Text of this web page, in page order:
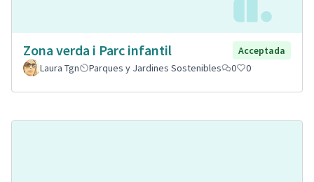
Zona verda i Parc infantil
Acceptada
Laura Tgn
Parques y Jardines Sostenibles 0 0